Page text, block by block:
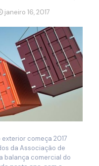
janeiro 16, 2017
começa 2017
da Associação de
balança comercial do